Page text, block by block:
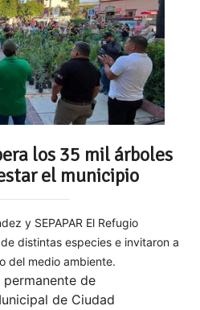
los 35 mil árboles
el municipio
y SEPAPAR El Refugio
distintas especies e invitaron a
del medio ambiente.
de
de Ciudad